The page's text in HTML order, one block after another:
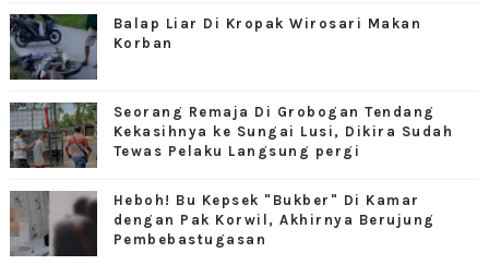
Balap Liar Di Kropak Wirosari Makan
Korban
Seorang Remaja Di Grobogan Tendang
Kekasihnya ke Sungai Lusi, Dikira Sudah
Tewas Pelaku Langsung pergi
Heboh! Bu Kepsek "Bukber" Di Kamar
dengan Pak Korwil, Akhirnya Berujung
Pembebastugasan